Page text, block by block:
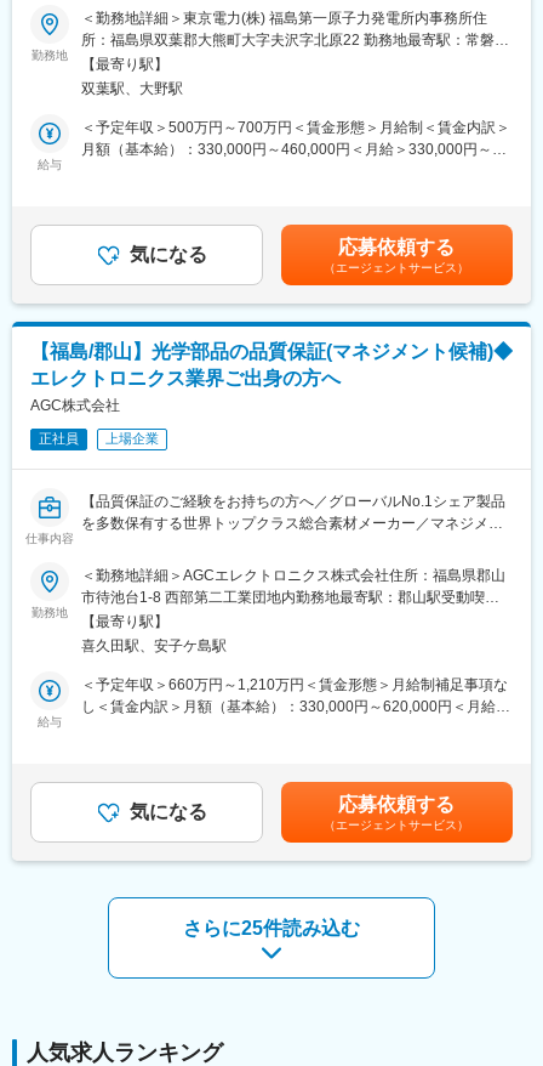
◎無機蒸着成膜、有機成膜の技術習得、光学特性管理、外観品質
改善、生産工程改善等に必要なマインドとスキル・行動力の習得
◎開発部門、製造部門や品質保証部門との調整が必要な業務もあ
り、他部署とのコミュニケーション能力の向上
くためのマインド・行動を学ぶことができます。
◎さらに、海外赴任のチャンスもあります。事業に対して責任の
一端を担った仕事ができます。
◎専門性の追求をするか、マネジメントを追求するかは入社後に
相談させて頂きたいと考えております。
■働く魅力：
・マイカー通勤可、駐車場完備です。借り上げ社宅制度があり
U・Iターンの方も歓迎です。
・事業ポートフォリオが多岐にわたり安定した企業です。
■業務概要
原子力発電所における除染・洗浄、火力発電所の洗浄、工場の洗
浄に関わる事業を取り扱う当社にて、原子力関連のプラント工事
技術者兼現場工事責任者としての業務をお任せいたします。
■業務詳細
・プラント建設時の洗浄、プラント供給中の除染、原子力発電施
理、工事管理、資材調達、現場管理業務 等
※工事の上流（見積・調達・工事計画・客先との打合せ）から下流
（施工完了）まで、一人の担当者が、全て担当して進めますの
■組織構成
・配属先となる部署は計5名で構成されております。(50代2名,40
代3名/事務方の方を除く)
全員男性で、ほとんどの方が中途入社の方ですので、配属後のフ
ォローも手厚くなっています。
■会社の魅力
・メイン事業であるプラント・火力発電設備の洗浄では、ボイラ
やプラントを効果的に洗浄するために詳細なデータを基にどのよ
うなスケールがあるかを綿密に調査し、最も適した洗浄方法で施
原子力関連の除染・洗浄では原子力発電設備を除染することで作
業員の被曝量を低減し、定期点検を安全・容易に行うために必要
不可欠な業務です。
豊富な経験と技術で確実に除染を行います。
豊富なノウハウがあります。困難な問題解決に挑戦する研究心と
チャレンジ精神により、お客様と共に問題点を解決し、個々のニ
・洗浄に関する各種試験・分析、調査、ろ材、ろ布、フィルタ助
剤、イオン交換樹脂、工業薬品の製造・販売も行っており、各種
施設・装置・機材の運転、修理及び維持管理、各種排水処理装置
の設計・製作も担っています。
程まで一気通貫で1名が担当している数少ない会社です
https://youtu.be/-aTBbT3h4QI?si=ThrtHijbde6op4YB
勤務地
＜勤務地詳細＞東京電力(株) 福島第一原子力発電所内事務所住
所：福島県双葉郡大熊町大字夫沢字北原22 勤務地最寄駅：常磐線
／大野駅受動喫煙対策：屋内全面禁煙変更の範囲：会社の定める
事業所
【最寄り駅】
双葉駅、大野駅
給与
＜予定年収＞500万円～700万円＜賃金形態＞月給制＜賃金内訳＞
月額（基本給）：330,000円～460,000円＜月給＞330,000円～
有(年１回)賃金はあくまでも目安の金額であり、選考を通じて上下
する可能性があります。月給(月額)は固定手当を含めた表記です。
気になる 応募依頼する
（エージェントサービス）
【福島/郡山】光学部品の品質保証(マネジメント候補)◆
エレクトロニクス業界ご出身の方へ
AGC株式会社
正社員 上場企業
仕事内容
【品質保証のご経験をお持ちの方へ／グローバルNo.1シェア製品
を多数保有する世界トップクラス総合素材メーカー／マネジメン
■業務内容：
オプトエレクトロニクス部材はAGCの中で戦略事業として位置付
けられ、開発や投資が活発に行われており、グローバルに事業展
開しています。
そのAGC光学部品の、品質保証、品質管理、品質改善推進業務を
行っていただきます。
メントメインになっていただくことを期待しています。
光学部品については、デジタルカメラ用視感度補正フィルター
ています。
AGC社員としてご入社後AGCエレクトロニクス(※)に常駐いただ
き、以下業務を担当いただきます。
(※)福島県郡山市待池台1-8 郡山西部第二工業団地内/電子部品用ガ
造・開発
勤務地
＜勤務地詳細＞AGCエレクトロニクス株式会社住所：福島県郡山
市待池台1-8 西部第二工業団地内勤務地最寄駅：郡山駅受動喫煙
対策：屋内全面禁煙変更の範囲：会社の定める事業所
【最寄り駅】
喜久田駅、安子ケ島駅
給与
＜予定年収＞660万円～1,210万円＜賃金形態＞月給制補足事項な
し＜賃金内訳＞月額（基本給）：330,000円～620,000円＜月給＞
当の支給対象外となります。ただし、課長代理職（非管理監督
者）の場合は、所定労働時間を超える時間外労働について、規定
に基づき残業手当を別途支給します。賃金はあくまでも目安の金
額であり、選考を通じて上下する可能性があります。月給(月額)は
気になる 応募依頼する
（エージェントサービス）
さらに25件読み込む
人気求人ランキング